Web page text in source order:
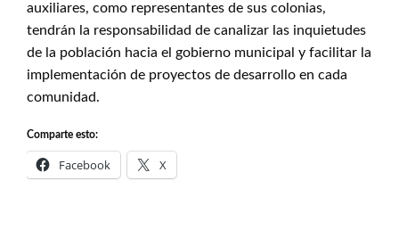
auxiliares, como representantes de sus colonias,
tendrán la responsabilidad de canalizar las inquietudes
de la población hacia el gobierno municipal y facilitar la
implementación de proyectos de desarrollo en cada
comunidad.
Comparte esto:
Facebook X